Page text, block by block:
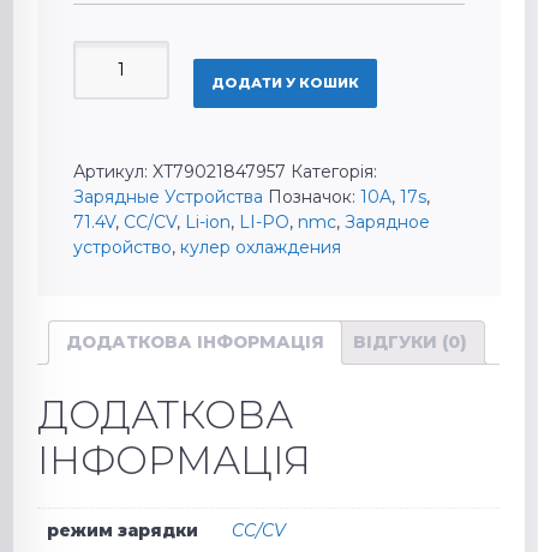
УСТРОЙСТВО
71.4V
LI-
PO
LI-
ION
ОХЛАЖДЕНИЯ
КІЛЬКІСТЬ
ДОДАТИ У КОШИК
Артикул:XT79021847957 Категорія:
Зарядные Устройства Позначок:10A,17s,
71.4V, CC/CV, Li-ion, LI-PO, nmc,Зарядное
устройство, кулер охлаждения
ДОДАТКОВА ІНФОРМАЦІЯ ВІДГУКИ (0)
ДОДАТКОВА
ІНФОРМАЦІЯ
режим зарядки CC/CV